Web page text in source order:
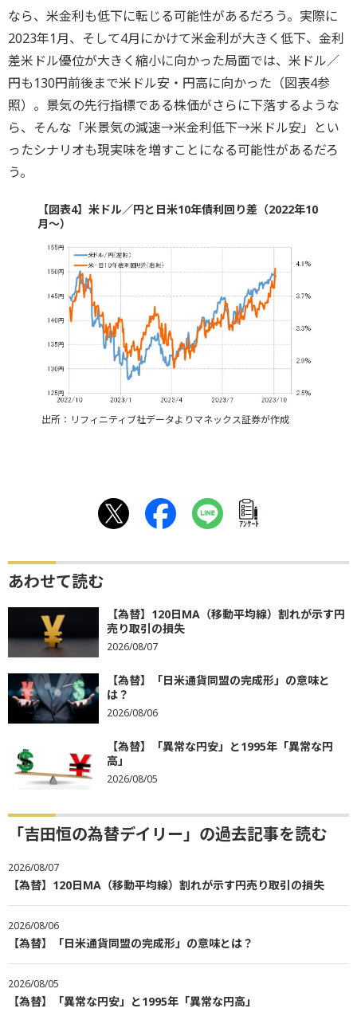
なら、米金利も低下に転じる可能性があるだろう。実際に
2023年1月、そして4月にかけて米金利が大きく低下、金利
差米ドル優位が大きく縮小に向かった局面では、米ドル／
円も130円前後まで米ドル安・円高に向かった（図表4参
照）。景気の先行指標である株価がさらに下落するような
ら、そんな「米景気の減速→米金利低下→米ドル安」とい
ったシナリオも現実味を増すことになる可能性があるだろ
う。
【図表4】米ドル／円と日米10年債利回り差（2022年10
月～）
出所：リフィニティブ社データよりマネックス証券が作成
ｱﾝｹｰﾄ
あわせて読む
【為替】120日MA（移動平均線）割れが示す円
売り取引の損失
2026/08/07
【為替】「日米通貨同盟の完成形」の意味と
は？
2026/08/06
【為替】「異常な円安」と1995年「異常な円
高」
2026/08/05
「吉田恒の為替デイリー」の過去記事を読む
2026/08/07
【為替】120日MA（移動平均線）割れが示す円売り取引の損失
2026/08/06
【為替】「日米通貨同盟の完成形」の意味とは？
2026/08/05
【為替】「異常な円安」と1995年「異常な円高」